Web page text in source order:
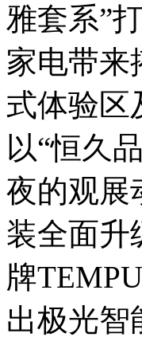
雅套系”
家电带来
式体验区
以“恒久
夜的观展
装全面升
牌
出极光智